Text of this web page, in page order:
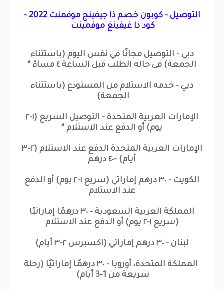
التوصيل - كوبون خصم ذا جيفينج موفمنت 2022 -
كود ذا غيفينغ موفمينت
دبي - التوصيل مجانًا في نفس اليوم (باستثناء
الجمعة) فى حاله الطلب قبل الساعة ٤ مساءً *
دبي – خدمه الاستلام من المستودع (باستثناء
الجمعة)
الإمارات العربية المتحدة - التوصيل السريع (١-٢
يوم) أو الدفع عند الاستلام *
الإمارات العربية المتحدة الدفع عند الاستلام (٢-٣
أيام) -٤٠ درهم
الكويت - ٣٠ درهم إماراتي (سريع ١-٢ يوم) أو الدفع
عند الاستلام
المملكة العربية السعودية - ٣٠ درهمًا إماراتيًا
(سريع ١-٢ يوم) أو الدفع عند الاستلام
لبنان - ٣٠ درهم إماراتي (اكسبرس ٢-٣ أيام)
المملكة المتحدة، أوروبا - ٣٠ درهمًا إماراتيًا (رحلة
سريعة من 1-3 أيام)